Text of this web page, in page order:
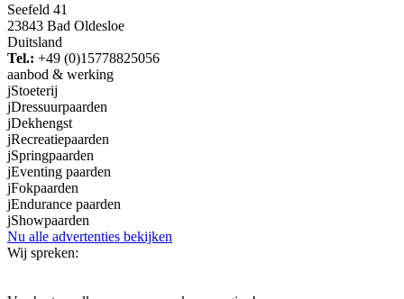
Seefeld 41
23843 Bad Oldesloe
Duitsland
Tel.: +49 (0)15778825056
aanbod & werking
jStoeterij
jDressuurpaarden
jDekhengst
jRecreatiepaarden
jSpringpaarden
jEventing paarden
jFokpaarden
jEndurance paarden
jShowpaarden
Nu alle advertenties bekijken
Wij spreken: